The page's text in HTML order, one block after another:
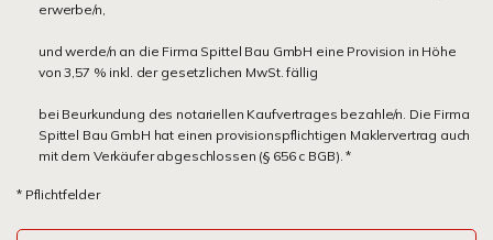
erwerbe/n,
und werde/n an die Firma Spittel Bau GmbH eine Provision in Höhe
von 3,57 % inkl. der gesetzlichen MwSt. fällig
bei Beurkundung des notariellen Kaufvertrages bezahle/n. Die Firma
Spittel Bau GmbH hat einen provisionspflichtigen Maklervertrag auch
mit dem Verkäufer abgeschlossen (§ 656 c BGB). *
* Pflichtfelder